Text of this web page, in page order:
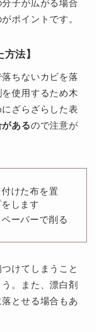
子が広がる場合
ポイントです。
法】
ちないカビを落
使用するため木
ざらざらした表
あるので注意が
けた布を置
します
ーパーで削る
けてしまうこと
。また、漂白剤
とせる場合もあ